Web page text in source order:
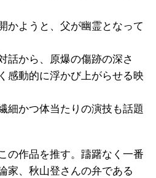
かようと、父が幽霊となって
話から、原爆の傷跡の深さ
感動的に浮かび上がらせる映
細かつ体当たりの演技も話題
の作品を推す。躊躇なく一番
家、秋山登さんの弁である